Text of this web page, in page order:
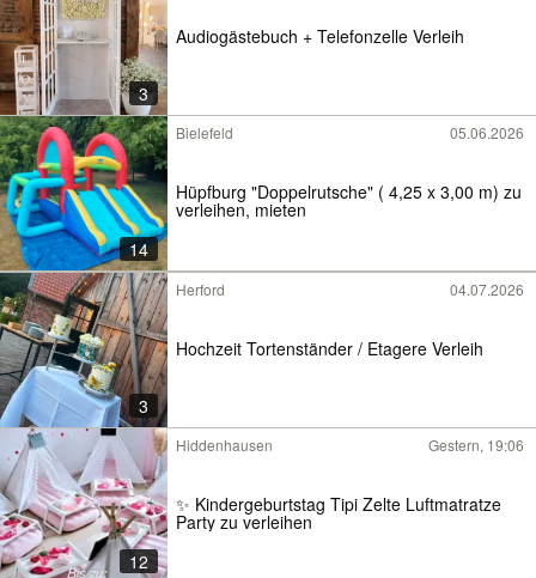
3
Audiogästebuch + Telefonzelle Verleih
14
Bielefeld 05.06.2026
Hüpfburg "Doppelrutsche" ( 4,25 x 3,00 m) zu
verleihen, mieten
3
Herford 04.07.2026
Hochzeit Tortenständer / Etagere Verleih
12
Hiddenhausen Gestern, 19:06
✨ Kindergeburtstag Tipi Zelte Luftmatratze
Party zu verleihen